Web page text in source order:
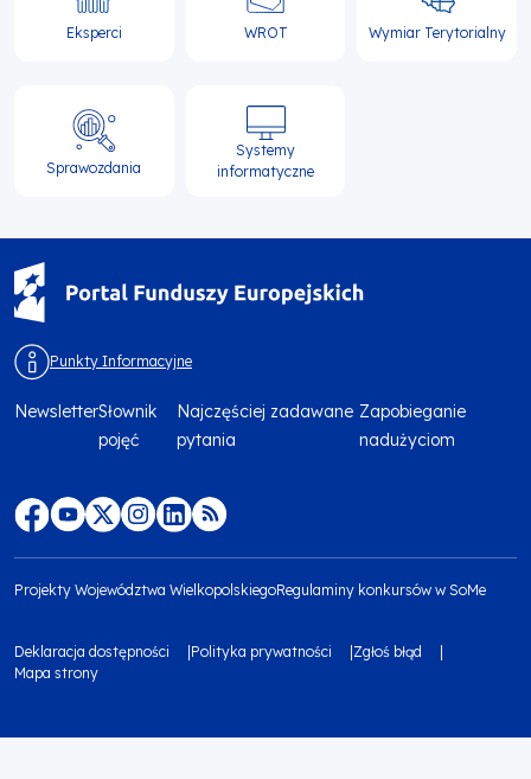
Eksperci WROT Wymiar Terytorialny
Sprawozdania
Systemy
informatyczne
Punkty Informacyjne
Menu
footer
społecznościowe
top
NewsletterSłownik
pojęć
Najczęściej zadawane
pytania
Zapobieganie
nadużyciom
footer
Projekty Województwa WielkopolskiegoRegulaminy konkursów w SoMe
Menu
footer
Deklaracja dostępności Polityka prywatności
Zgłoś błąd
Mapa strony